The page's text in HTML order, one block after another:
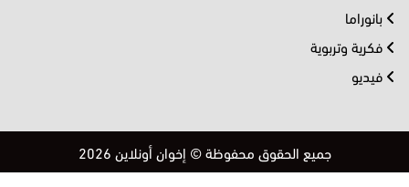
بانوراما
فكرية وتربوية
فيديو
جميع الحقوق محفوظة © إخوان أونلاين 2026